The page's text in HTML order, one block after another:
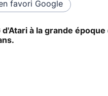
favori Google
à la grande